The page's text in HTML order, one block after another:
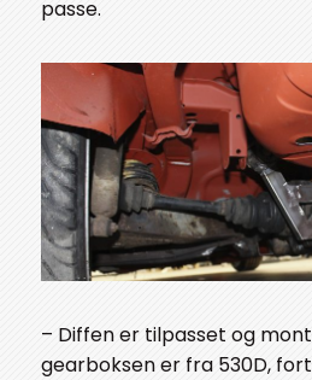
passe.
– Diffen er tilpasset og
gearboksen er fra 530D,